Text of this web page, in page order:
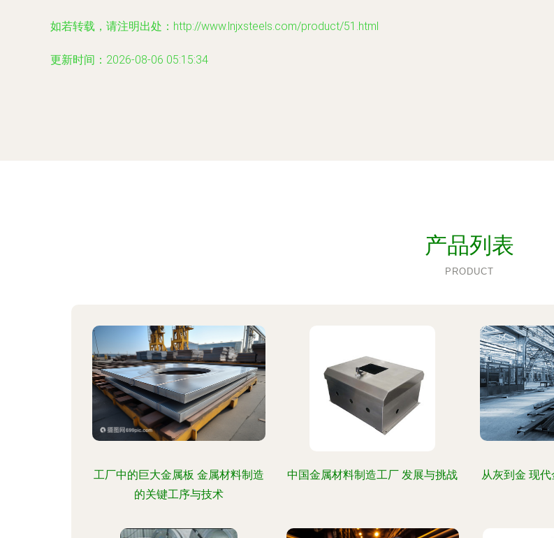
如若转载，请注明出处：http://www.lnjxsteels.com/product/51.html
更新时间：2026-08-06 05:15:34
产品列表
PRODUCT
工厂中的巨大金属板 金属材料制造
的关键工序与技术
中国金属材料制造工厂 发展与挑战
从灰到金 现